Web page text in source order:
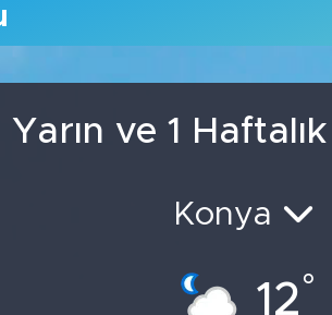
ve 1
Konya
12°